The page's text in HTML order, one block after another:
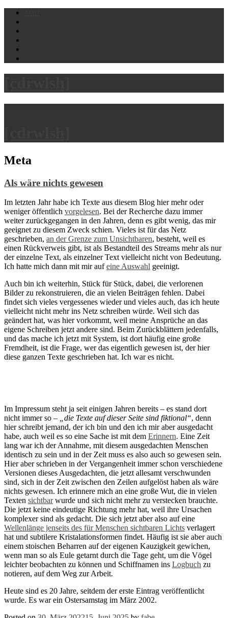
Skip
content
Meta
Als wäre nichts gewesen
Im letzten Jahr habe ich Texte aus diesem Blog hier mehr oder
weniger öffentlich vorgelesen. Bei der Recherche dazu immer
weiter zurückgegangen in den Jahren, denn es gibt wenig, das mir
geeignet zu diesem Zweck schien. Vieles ist für das Netz
geschrieben, an der Grenze zum Unsichtbaren, besteht, weil es
einen Rückverweis gibt, ist als Bestandteil des Streams mehr als nur
der einzelne Text, als einzelner Text vielleicht nicht von Bedeutung.
Ich hatte mich dann mit mir aufeine Auswahl geeinigt.
Auch bin ich weiterhin, Stück für Stück, dabei, die verlorenen
Bilder zu rekonstruieren, die an vielen Beiträgen fehlen. Dabei
findet sich vieles vergessenes wieder und vieles auch, das ich heute
vielleicht nicht mehr ins Netz schreiben würde. Weil sich das
geändert hat, was hier vorkommt, weil meine Ansprüche an das
eigene Schreiben jetzt andere sind. Beim Zurückblättern jedenfalls,
und das mache ich jetzt mit System, ist dort häufig eine große
Fremdheit, ist die Frage, wer das eigentlich gewesen ist, der hier
diese ganzen Texte geschrieben hat. Ich war es nicht.
Im Impressum steht ja seit einigen Jahren bereits – es stand dort
nicht immer so –
„die Texte auf dieser Seite sind fiktional“, denn
hier schreibt jemand, der ich bin und den ich mir aber ausgedacht
habe, auch weil es so eine Sache ist mit dem Erinnern. Eine Zeit
lang war ich der Annahme, mit diesem ausgedachten Menschen
identisch zu sein und in der Zeit muss es also auch so gewesen sein.
Hier aber schrieben in der Vergangenheit immer schon verschiedene
Versionen dieses Ausgedachten, die jetzt allesamt verschwunden
sind, sich in der Zeit zwischen den Zeilen aufgelöst haben als wäre
nichts gewesen. Ich erinnere mich an eine große Wut, die in vielen
Texten sichtbarwurde und sich nicht mehr zu verstecken brauchte.
Die jetzt keine eindeutige Richtung mehr hat, weil ihre Ursachen
komplexer sind als gedacht. Die sich jetzt aber also auf eine
Wellenlänge jenseits des für Menschen sichtbaren Lichts verlagert
hat und subtilere Kristalationsformen findet. Häufig ist sie aber auch
einem stoischen Beharren auf der eigenen Kauzigkeit gewichen,
wenn man so als Eule getarnt durch die Tage geht, um die Vögel
leichter beobachten zu können und Schiffnamen ins Logbuch zu
notieren, auf dem Weg zur Arbeit.
Heute sind es 20 Jahre, seitdem der erste Eintrag veröffentlicht
wurde. Es war ein Ostersamstag im März 2002.